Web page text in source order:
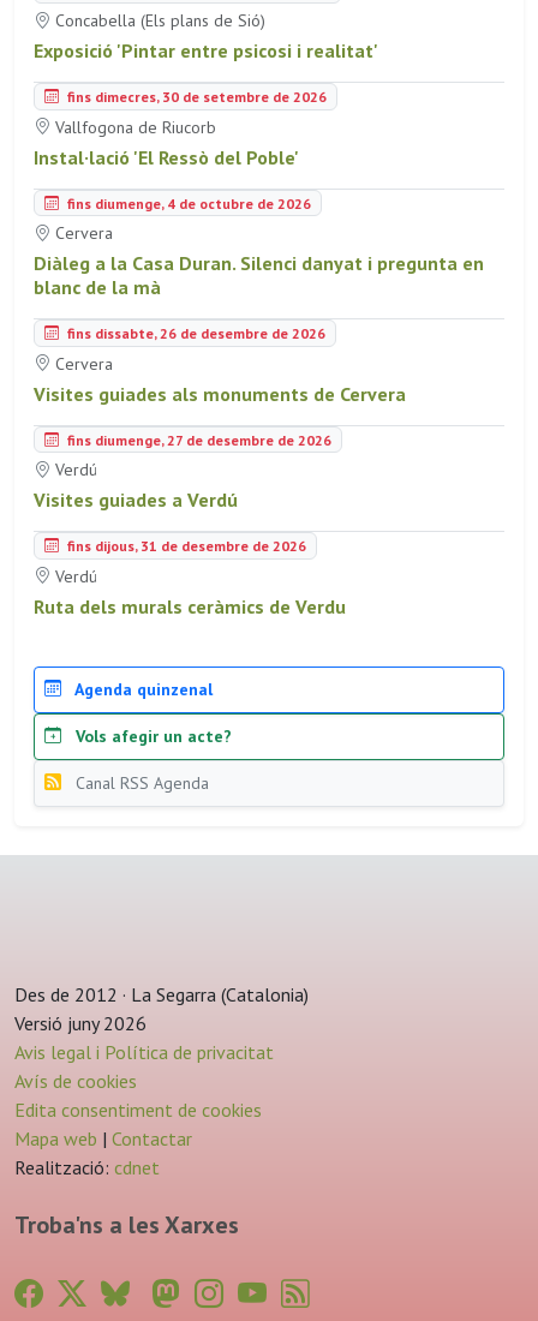
Concabella (Els plans de Sió)
Exposició 'Pintar entre psicosi i realitat'
fins dimecres, 30 de setembre de 2026
Vallfogona de Riucorb
Instal·lació 'El Ressò del Poble'
fins diumenge, 4 de octubre de 2026
Cervera
Diàleg a la Casa Duran. Silenci danyat i pregunta en
blanc de la mà
fins dissabte, 26 de desembre de 2026
Cervera
Visites guiades als monuments de Cervera
fins diumenge, 27 de desembre de 2026
Verdú
Visites guiades a Verdú
fins dijous, 31 de desembre de 2026
Verdú
Ruta dels murals ceràmics de Verdu
Agenda quinzenal
Vols afegir un acte?
Canal RSS Agenda
Des de 2012 · La Segarra (Catalonia)
Versió juny 2026
Avis legal i Política de privacitat
Avís de cookies
Edita consentiment de cookies
Mapa web | Contactar
Realització: cdnet
Troba'ns a les Xarxes